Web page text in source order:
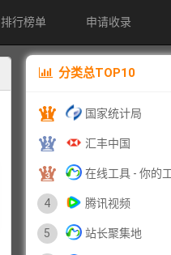
排行榜单 申请收录
分类总TOP10
国家统计局
汇丰中国
4 腾讯视频
5 站长聚集地